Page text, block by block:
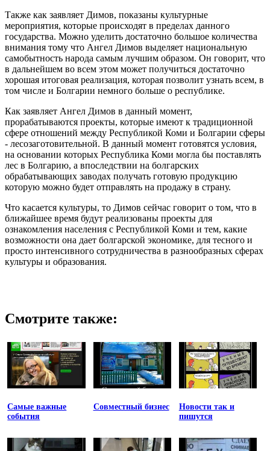
Также как заявляет Димов, показаны культурные
мероприятия, которые происходят в пределах данного
государства. Можно уделить достаточно большое количества
внимания тому что Ангел Димов выделяет национальную
самобытность народа самым лучшим образом. Он говорит, что
в дальнейшем во всем этом может получиться достаточно
хорошая итоговая реализация, которая позволит узнать всем, в
том числе и Болгарии немного больше о республике.
Как заявляет Ангел Димов в данный момент,
прорабатываются проекты, которые имеют к традиционной
сфере отношений между Республикой Коми и Болгарии сферы
- лесозаготовительной. В данный момент готовятся условия,
на основании которых Республика Коми могла бы поставлять
лес в Болгарию, а впоследствии на болгарских
обрабатывающих заводах получать готовую продукцию
которую можно будет отправлять на продажу в страну.
Что касается культуры, то Димов сейчас говорит о том, что в
ближайшее время будут реализованы проекты для
ознакомления населения с Республикой Коми и тем, какие
возможности она дает болгарской экономике, для тесного и
просто интенсивного сотрудничества в разнообразных сферах
культуры и образования.
Смотрите также:
Самые важные
события
Совместный бизнес
Новости так и
пишутся